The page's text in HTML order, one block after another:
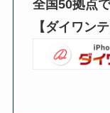
全国50拠点
【ダイワン